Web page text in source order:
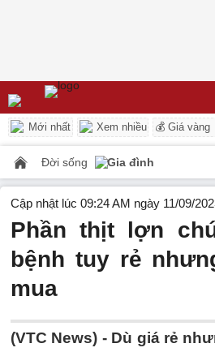
Mới nhất Xem nhiều 💰 Giá vàng
Đời sống Gia đình
Cập nhật lúc 09:24 AM ngày 11/09/
Phần thịt lợn
bệnh tuy rẻ
mua
(VTC News) - Dù giá rẻ